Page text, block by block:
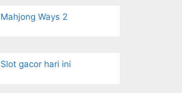
Mahjong Ways 2
Slot gacor hari ini